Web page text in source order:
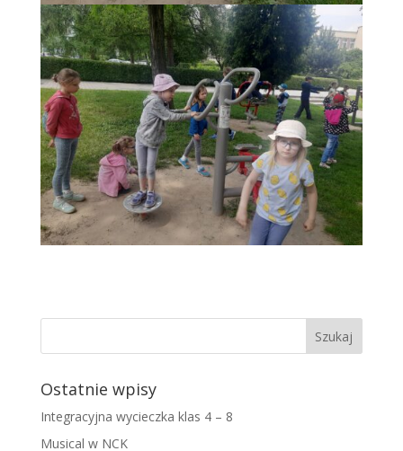
Ostatnie wpisy
Integracyjna wycieczka klas 4 – 8
Musical w NCK